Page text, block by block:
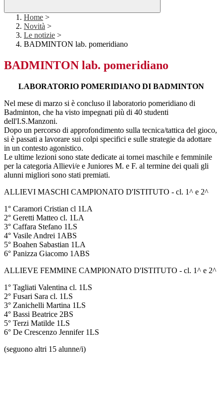
Home >
Novità >
Le notizie >
BADMINTON lab. pomeridiano
BADMINTON lab. pomeridiano
LABORATORIO POMERIDIANO DI BADMINTON
Nel mese di marzo si è concluso il laboratorio pomeridiano di
Badminton, che ha visto impegnati più di 40 studenti
dell'I.S.Manzoni.
Dopo un percorso di approfondimento sulla tecnica/tattica del gioco,
si è passati a lavorare sui colpi specifici e sulle strategie da adottare
in un contesto agonistico.
Le ultime lezioni sono state dedicate ai tornei maschile e femminile
per la categoria Allievi/e e Juniores M. e F. al termine dei quali gli
alunni migliori sono stati premiati.
ALLIEVI MASCHI CAMPIONATO D'ISTITUTO - cl. 1^ e 2^
1° Caramori Cristian cl 1LA
2° Geretti Matteo cl. 1LA
3° Caffara Stefano 1LS
4° Vasile Andrei 1ABS
5° Boahen Sabastian 1LA
6° Panizza Giacomo 1ABS
ALLIEVE FEMMINE CAMPIONATO D'ISTITUTO - cl. 1^ e 2^
1° Tagliati Valentina cl. 1LS
2° Fusari Sara cl. 1LS
3° Zanichelli Martina 1LS
4° Bassi Beatrice 2BS
5° Terzi Matilde 1LS
6° De Crescenzo Jennifer 1LS
(seguono altri 15 alunne/i)